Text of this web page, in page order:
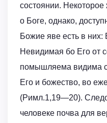
состоянии. Некоторое
о Боге, однако,
Божие яве есть в них:
Невидимая бо Его от
помышляема видима
Его и божество, во
(Римл.1,19—20).
человеке почва для